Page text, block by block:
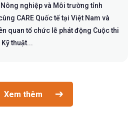
nghiệp và Môi trường tỉnh
CARE Quốc tế tại Việt Nam và
quan tổ chức lễ phát động Cuộc thi
thuật...
Xem thêm